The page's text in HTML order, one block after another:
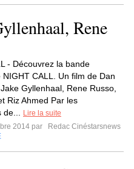
Rene
- Découvrez la bande
CALL. Un film de Dan
Gyllenhaal, Rene Russo,
Riz Ahmed Par les
de...
Lire la suite
2014 par
Redac Cinéstarsnews